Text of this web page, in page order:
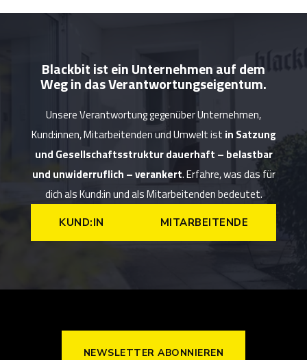
Blackbit ist ein Unternehmen auf dem
Weg in das Verantwortungseigentum.
Unsere Verantwortung gegenüber Unternehmen,
Kund:innen, Mitarbeitenden und Umwelt ist in Satzung
und Gesellschaftsstruktur dauerhaft – belastbar
und unwiderruflich – verankert. Erfahre, was das für
dich als Kund:in und als Mitarbeitenden bedeutet.
KUND:IN MITARBEITENDE
NEWSLETTER ABONNIEREN